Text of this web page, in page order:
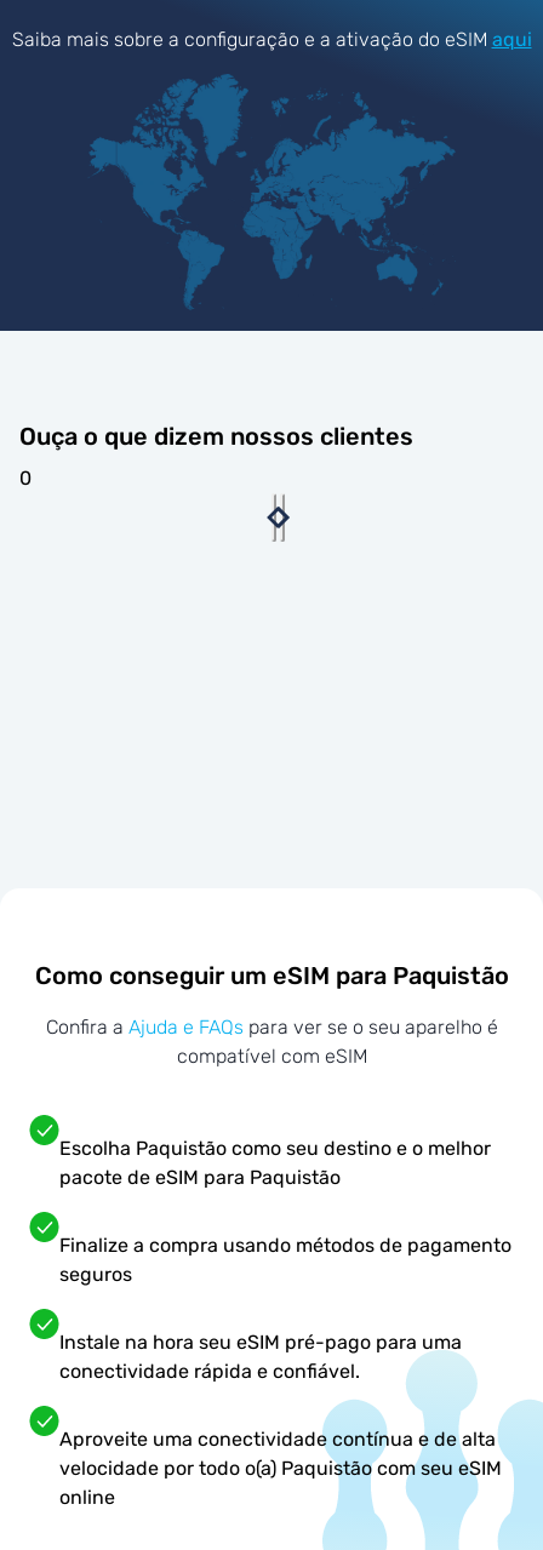
Saiba mais sobre a configuração e a ativação do eSIM aqui
Ouça o que dizem nossos clientes
0
Como conseguir um eSIM para Paquistão
Confira a Ajuda e FAQs para ver se o seu aparelho é
compatível com eSIM
Escolha Paquistão como seu destino e o melhor
pacote de eSIM para Paquistão
Finalize a compra usando métodos de pagamento
seguros
Instale na hora seu eSIM pré-pago para uma
conectividade rápida e confiável.
Aproveite uma conectividade contínua e de alta
velocidade por todo o(a) Paquistão com seu eSIM
online